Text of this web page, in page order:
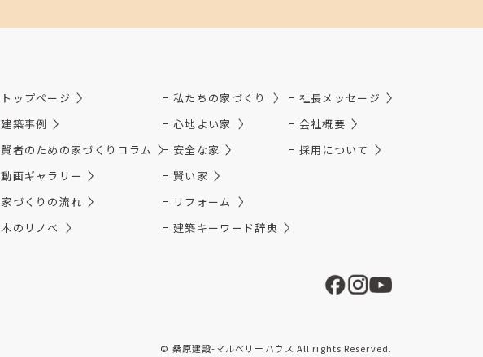
トップページ
建築事例
賢者のための家づくりコラム
動画ギャラリー
家づくりの流れ
木のリノベ
私たちの家づくり
心地よい家
安全な家
賢い家
リフォーム
建築キーワード辞典
社長メッセージ
会社概要
採用について
© 桑原建設-マルベリーハウス All rights Reserved.